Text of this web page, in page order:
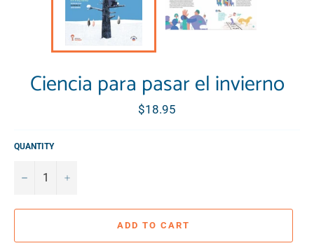
Ciencia para pasar el invierno
Regular
price
$18.95
QUANTITY
− +
ADD TO CART